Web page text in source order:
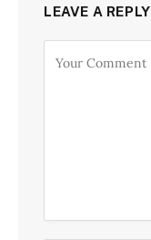
LEAVE A REPLY